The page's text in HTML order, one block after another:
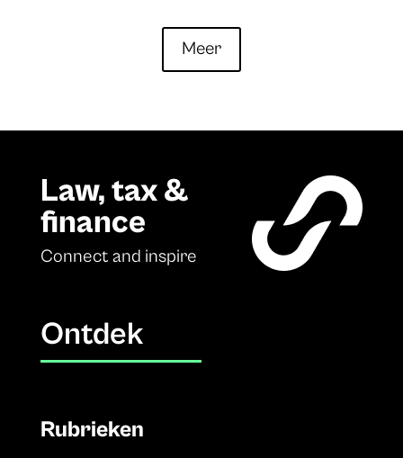
Meer
Law, tax &
finance
Connect and inspire
Ontdek
Rubrieken